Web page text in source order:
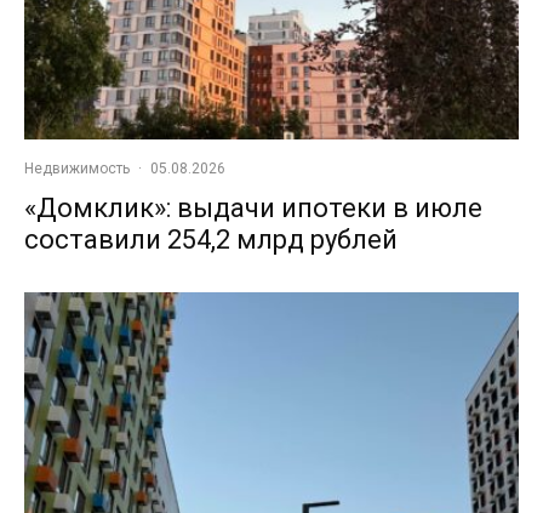
Недвижимость · 05.08.2026
«Домклик»: выдачи ипотеки в июле
составили 254,2 млрд рублей